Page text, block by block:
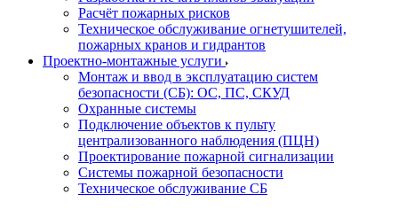
Расчёт пожарных рисков
Техническое обслуживание огнетушителей,
пожарных кранов и гидрантов
Проектно-монтажные услуги
Монтаж и ввод в эксплуатацию систем
безопасности (СБ): ОС, ПС, СКУД
Охранные системы
Подключение объектов к пульту
централизованного наблюдения (ПЦН)
Проектирование пожарной сигнализации
Системы пожарной безопасности
Техническое обслуживание СБ